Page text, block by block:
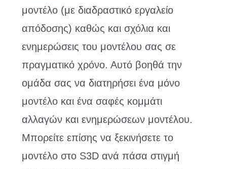
μοντέλο (με διαδραστικό εργαλείο
απόδοσης) καθώς και σχόλια και
ενημερώσεις του μοντέλου σας σε
πραγματικό χρόνο. Αυτό βοηθά την
ομάδα σας να διατηρήσει ένα μόνο
μοντέλο και ένα σαφές κομμάτι
αλλαγών και ενημερώσεων μοντέλου.
Μπορείτε επίσης να ξεκινήσετε το
μοντέλο στο S3D ανά πάσα στιγμή